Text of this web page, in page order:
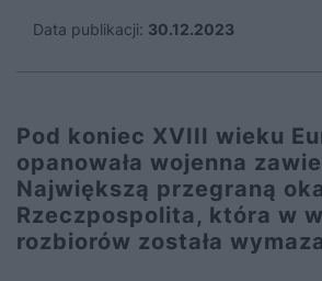
Data publikacji: 30.12.2023
Pod koniec XVIII wieku
opanowała wojenna
Największą przegraną
Rzeczpospolita, która w
rozbiorów została